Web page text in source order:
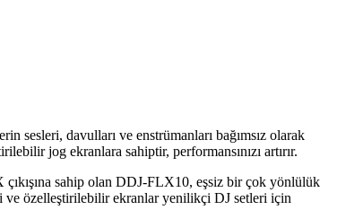
sesleri, davulları ve enstrümanları bağımsız olarak
jog ekranlara sahiptir, performansınızı artırır.
sahip olan DDJ-FLX10, eşsiz bir çok yönlülük
ve özelleştirilebilir ekranlar yenilikçi DJ setleri için